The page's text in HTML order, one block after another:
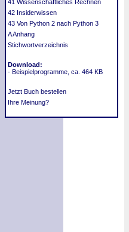
41 Wissenschaftliches Rechnen
42 Insiderwissen
43 Von Python 2 nach Python 3
A Anhang
Stichwortverzeichnis
Download:
- Beispielprogramme, ca. 464 KB
Jetzt Buch bestellen
Ihre Meinung?